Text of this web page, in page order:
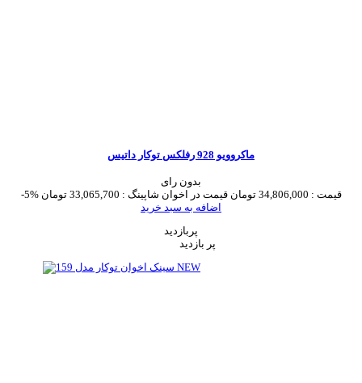
ماکروویو 928 رفلکس توکار داتیس
بدون رای
-5%
قیمت : 34,806,000 تومان قیمت در اخوان شاپینگ : 33,065,700 تومان
اضافه به سبد خرید
پربازدید
پر بازدید